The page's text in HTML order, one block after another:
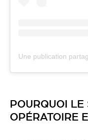
POURQUOI
OPÉRATOIRE